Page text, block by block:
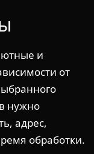
и
от
нужно
адрес,
обработки.